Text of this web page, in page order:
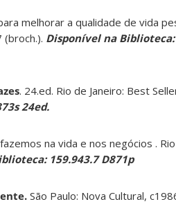
melhorar a qualidade de vida
(broch.). Disponível na Biblioteca:
. 24.ed. Rio de Janeiro: Best
24ed.
na vida e nos negócios . Rio
159.943.7 D871p
São Paulo: Nova Cultural,